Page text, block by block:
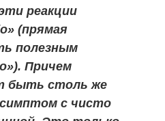
реакции
(прямая
полезным
Причем
быть столь же
с чисто